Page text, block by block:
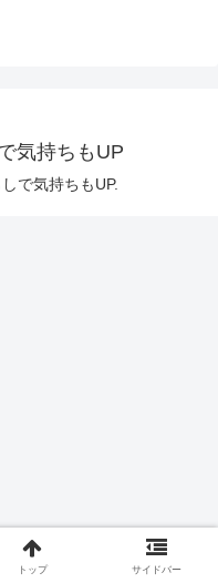
気持ちもUP
で気持ちもUP.
トップ サイドバー